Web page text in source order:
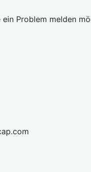
Problem melden